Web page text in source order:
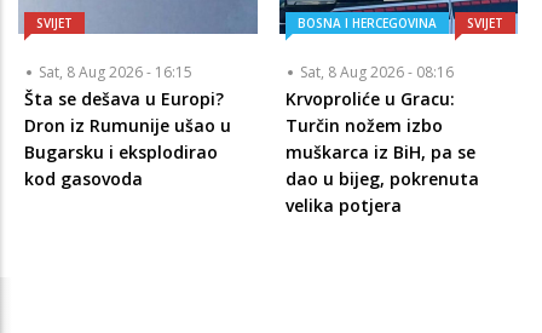
SVIJET
Sat, 8 Aug 2026 - 16:15
Šta se dešava u Europi?
Dron iz Rumunije ušao u
Bugarsku i eksplodirao
kod gasovoda
BOSNA I HERCEGOVINA SVIJET
Sat, 8 Aug 2026 - 08:16
Krvoproliće u Gracu:
Turčin nožem izbo
muškarca iz BiH, pa se
dao u bijeg, pokrenuta
velika potjera